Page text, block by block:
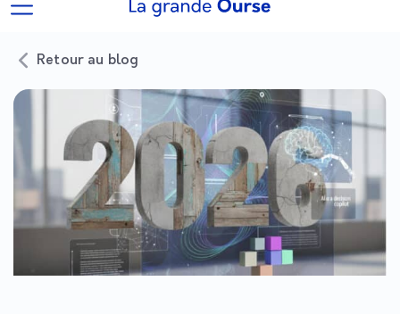
Retour au blog